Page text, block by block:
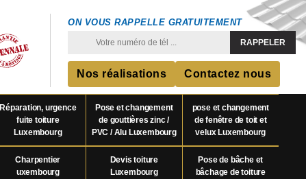
ON VOUS RAPPELLE GRATUITEMENT
Nos réalisations Contactez nous
Réparation, urgence
fuite toiture
Luxembourg
Pose et changement
de gouttières zinc /
PVC / Alu Luxembourg
pose et changement
de fenêtre de toit et
velux Luxembourg
Charpentier
uxembourg
Devis toiture
Luxembourg
Pose de bâche et
bâchage de toiture